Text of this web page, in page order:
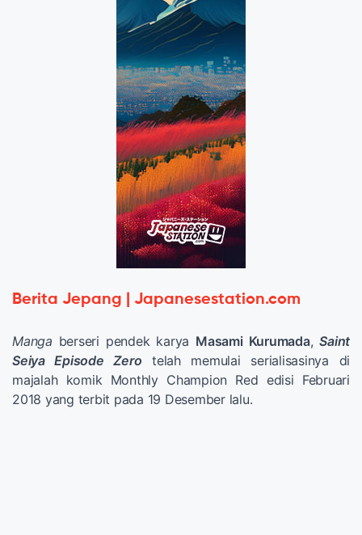
Berita Jepang | Japanesestation.com
Manga berseri pendek karya Masami Kurumada,Saint
Seiya Episode Zero telah memulai serialisasinya di
majalah komik Monthly Champion Red edisi Februari
2018 yang terbit pada 19 Desember lalu.